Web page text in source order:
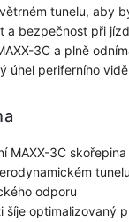
tunelu, aby
a bezpečnost při
3C a plně
úhel periferního
MAXX-3C
odporu
šíje optimalizovaný